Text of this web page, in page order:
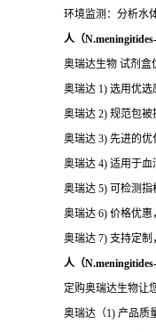
环境监测：分析水
人（
奥瑞达生物 试剂盒
奥瑞达 1) 选用优
奥瑞达 2) 规范包
奥瑞达 3) 先进的
奥瑞达 4) 适用于
奥瑞达 5) 可检测
奥瑞达 6) 价格优惠
奥瑞达 7) 支持定
人（
定购奥瑞达生物让
奥瑞达（1) 产品质